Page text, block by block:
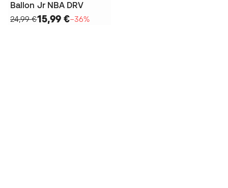
Ballon Jr NBA DRV
24,99 €15,99 €−36%